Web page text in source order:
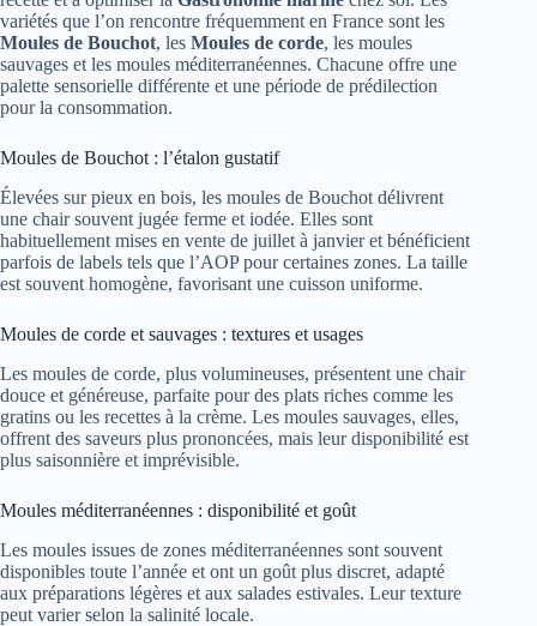
variétés que l’on rencontre fréquemment en France sont les
Moules de Bouchot, les Moules de corde, les moules
sauvages et les moules méditerranéennes. Chacune offre une
palette sensorielle différente et une période de prédilection
pour la consommation.
Moules de Bouchot : l’étalon gustatif
Élevées sur pieux en bois, les moules de Bouchot délivrent
une chair souvent jugée ferme et iodée. Elles sont
habituellement mises en vente de juillet à janvier et bénéficient
parfois de labels tels que l’AOP pour certaines zones. La taille
est souvent homogène, favorisant une cuisson uniforme.
Moules de corde et sauvages : textures et usages
Les moules de corde, plus volumineuses, présentent une chair
douce et généreuse, parfaite pour des plats riches comme les
gratins ou les recettes à la crème. Les moules sauvages, elles,
offrent des saveurs plus prononcées, mais leur disponibilité est
plus saisonnière et imprévisible.
Moules méditerranéennes : disponibilité et goût
Les moules issues de zones méditerranéennes sont souvent
disponibles toute l’année et ont un goût plus discret, adapté
aux préparations légères et aux salades estivales. Leur texture
peut varier selon la salinité locale.